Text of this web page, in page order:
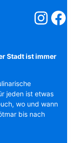
Stadt ist immer
jeden ist etwas
wo und wann
bis nach